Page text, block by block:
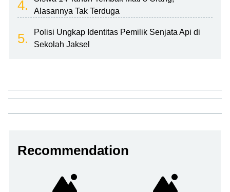
4.
Alasannya Tak Terduga
5.
Polisi Ungkap Identitas Pemilik Senjata Api di
Sekolah Jaksel
Recommendation